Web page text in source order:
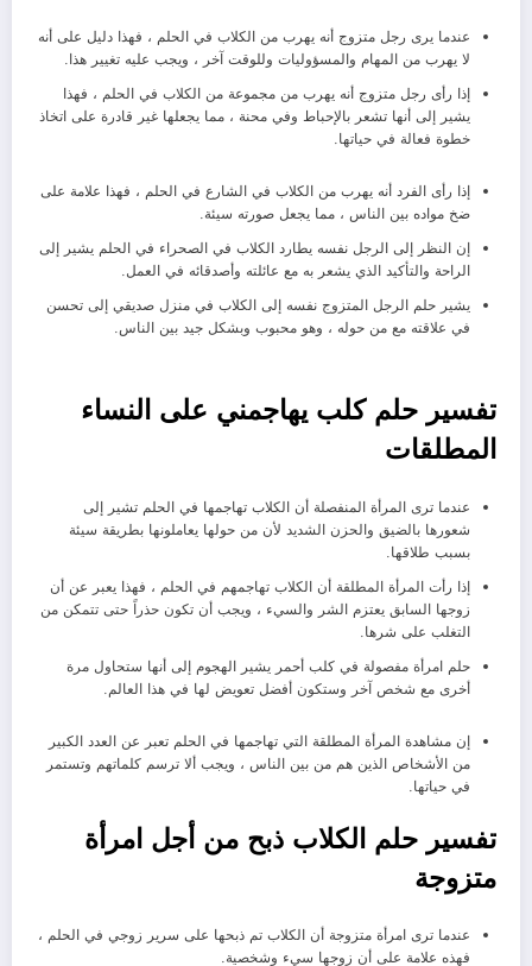
عندما يرى رجل متزوج أنه يهرب من الكلاب في الحلم ، فهذا دليل على أنه
لا يهرب من المهام والمسؤوليات وللوقت آخر ، ويجب عليه تغيير هذا.
إذا رأى رجل متزوج أنه يهرب من مجموعة من الكلاب في الحلم ، فهذا
يشير إلى أنها تشعر بالإحباط وفي محنة ، مما يجعلها غير قادرة على اتخاذ
خطوة فعالة في حياتها.
إذا رأى الفرد أنه يهرب من الكلاب في الشارع في الحلم ، فهذا علامة على
ضخ مواده بين الناس ، مما يجعل صورته سيئة.
إن النظر إلى الرجل نفسه يطارد الكلاب في الصحراء في الحلم يشير إلى
الراحة والتأكيد الذي يشعر به مع عائلته وأصدقائه في العمل.
يشير حلم الرجل المتزوج نفسه إلى الكلاب في منزل صديقي إلى تحسن
في علاقته مع من حوله ، وهو محبوب وبشكل جيد بين الناس.
تفسير حلم كلب يهاجمني على النساء
المطلقات
عندما ترى المرأة المنفصلة أن الكلاب تهاجمها في الحلم تشير إلى
شعورها بالضيق والحزن الشديد لأن من حولها يعاملونها بطريقة سيئة
بسبب طلاقها.
إذا رأت المرأة المطلقة أن الكلاب تهاجمهم في الحلم ، فهذا يعبر عن أن
زوجها السابق يعتزم الشر والسيء ، ويجب أن تكون حذراً حتى تتمكن من
التغلب على شرها.
حلم امرأة مفصولة في كلب أحمر يشير الهجوم إلى أنها ستحاول مرة
أخرى مع شخص آخر وستكون أفضل تعويض لها في هذا العالم.
إن مشاهدة المرأة المطلقة التي تهاجمها في الحلم تعبر عن العدد الكبير
من الأشخاص الذين هم من بين الناس ، ويجب ألا ترسم كلماتهم وتستمر
في حياتها.
تفسير حلم الكلاب ذبح من أجل امرأة
متزوجة
عندما ترى امرأة متزوجة أن الكلاب تم ذبحها على سرير زوجي في الحلم ،
فهذه علامة على أن زوجها سيء وشخصية.